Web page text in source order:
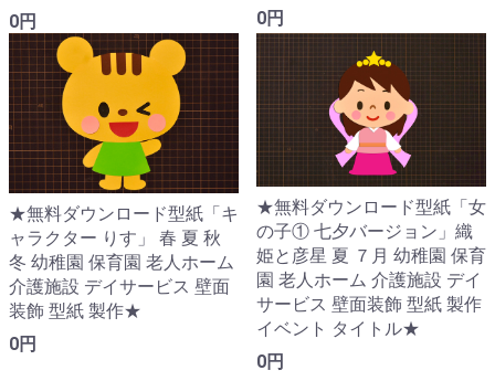
0円
0円
★無料ダウンロード型紙「キ
ャラクター りす」 春 夏 秋
冬 幼稚園 保育園 老人ホーム
介護施設 デイサービス 壁面
装飾 型紙 製作★
0円
★無料ダウンロード型紙「女
の子① 七夕バージョン」織
姫と彦星 夏 ７月 幼稚園 保育
園 老人ホーム 介護施設 デイ
サービス 壁面装飾 型紙 製作
イベント タイトル★
0円